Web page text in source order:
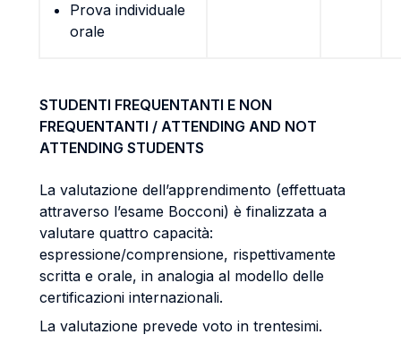
Prova individuale
orale
STUDENTI FREQUENTANTI E NON
FREQUENTANTI / ATTENDING AND NOT
ATTENDING STUDENTS
La valutazione dell’apprendimento (effettuata
attraverso l’esame Bocconi) è finalizzata a
valutare quattro capacità:
espressione/comprensione, rispettivamente
scritta e orale, in analogia al modello delle
certificazioni internazionali.
La valutazione prevede voto in trentesimi.